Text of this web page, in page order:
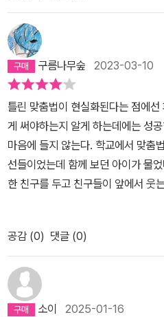
구름나무숲 2023-03-10
틀린 맞춤법이 현실화된다는 점에
게 써야하는지 알게 하는데에는 성
마음에 들지 않는다. 학교에서 맞춤
선들이었는데 함께 보던 아이가 물
한 친구를 두고 친구들이 앞에서 웃
게 시각화하는 건 좀 아니지 않나?
공감 (0) 댓글 (0)
소이 2025-01-16